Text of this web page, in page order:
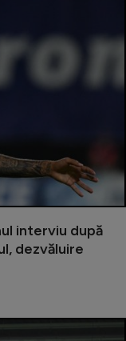
interviu după
dezvăluire